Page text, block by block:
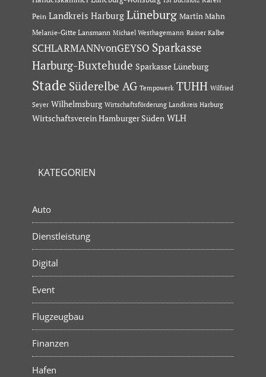
Pein Landkreis Harburg Lüneburg Martin Mahn
Melanie-Gitte Lansmann Michael Westhagemann Rainer Kalbe
SCHLARMANNvonGEYSO Sparkasse
Harburg-Buxtehude Sparkasse Lüneburg
Stade Süderelbe AG Tempowerk TUHH Wilfried
Seyer Wilhelmsburg Wirtschaftsförderung Landkreis Harburg
Wirtschaftsverein Hamburger Süden WLH
KATEGORIEN
Auto
Dienstleistung
Digital
Event
Flugzeugbau
Finanzen
Hafen